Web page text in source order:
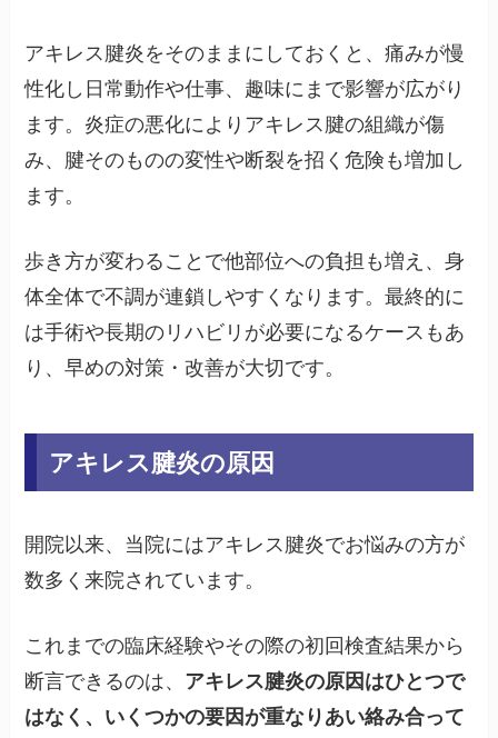
アキレス腱炎をそのままにしておくと、痛みが慢
性化し日常動作や仕事、趣味にまで影響が広がり
ます。炎症の悪化によりアキレス腱の組織が傷
み、腱そのものの変性や断裂を招く危険も増加し
ます。
歩き方が変わることで他部位への負担も増え、身
体全体で不調が連鎖しやすくなります。最終的に
は手術や長期のリハビリが必要になるケースもあ
り、早めの対策・改善が大切です。
アキレス腱炎の原因
開院以来、当院にはアキレス腱炎でお悩みの方が
数多く来院されています。
これまでの臨床経験やその際の初回検査結果から
断言できるのは、 アキレス腱炎の原因はひとつで
はなく、いくつかの要因が重なりあい絡み合って